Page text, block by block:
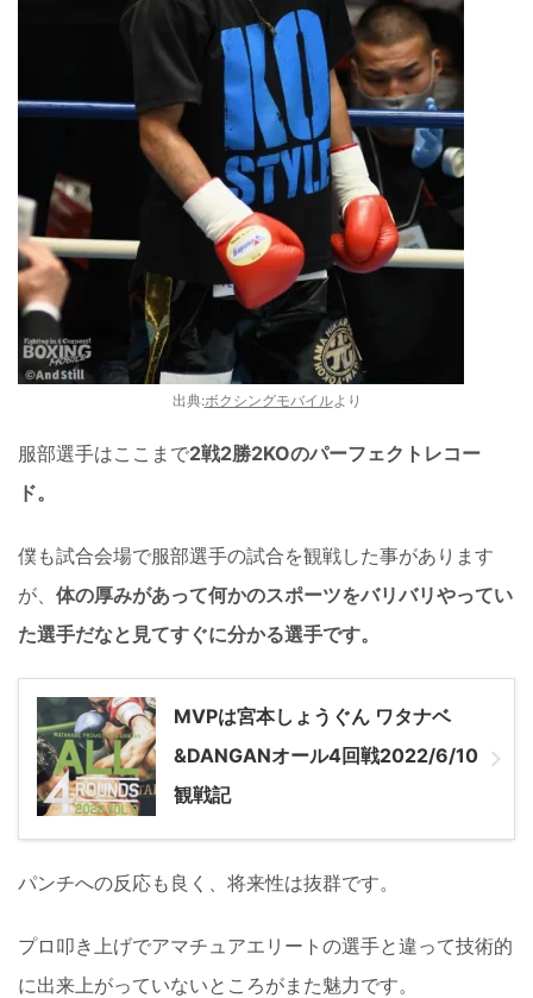
出典:ボクシングモバイルより
服部選手はここまで2戦2勝2KOのパーフェクトレコー
ド。
僕も試合会場で服部選手の試合を観戦した事があります
が、 体の厚みがあって何かのスポーツをバリバリやってい
た選手だなと見てすぐに分かる選手です。
MVPは宮本しょうぐん ワタナベ
&DANGANオール4回戦2022/6/10
観戦記
パンチへの反応も良く、将来性は抜群です。
プロ叩き上げでアマチュアエリートの選手と違って技術的
に出来上がっていないところがまた魅力です。